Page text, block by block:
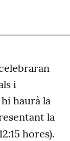
i
haurà la
la
hores).